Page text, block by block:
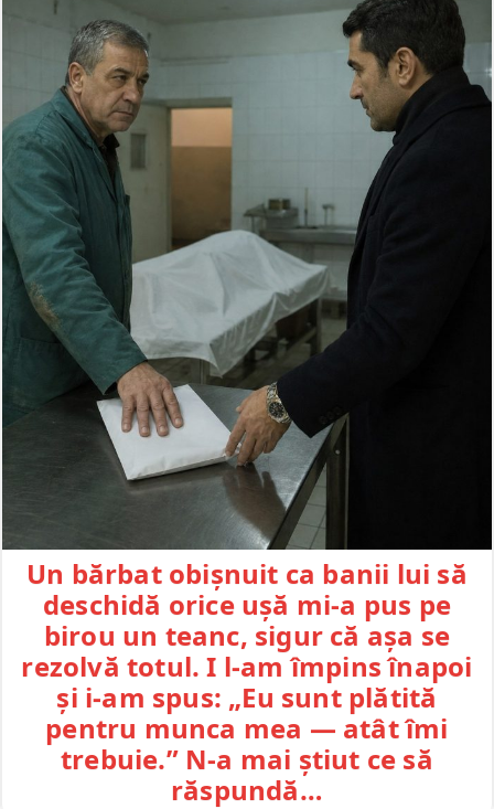
Un bărbat obișnuit ca banii lui să
deschidă orice ușă mi-a pus pe
birou un teanc, sigur că așa se
rezolvă totul. I l-am împins înapoi
și i-am spus: „Eu sunt plătită
pentru munca mea — atât îmi
trebuie.” N-a mai știut ce să
răspundă…